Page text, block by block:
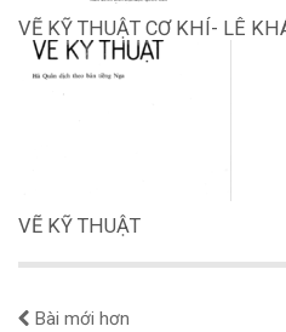
VẼ KỸ THUẬT CƠ KHÍ- LÊ
VẼ KỸ THUẬT
Bài mới hơn